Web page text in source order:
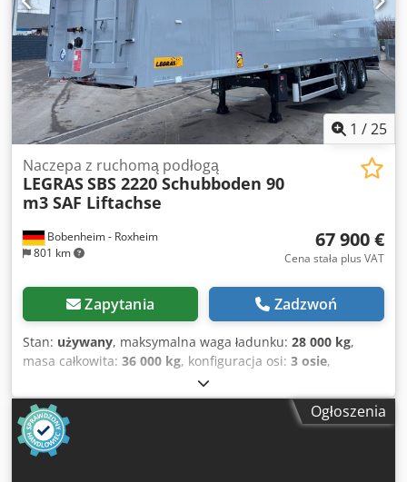
1 /25
Bobenheim - Roxheim
801 km
Naczepa z ruchomą podłogą
LEGRASSBS 2220 Schubboden 90
m3 SAF Liftachse
67 900 €
Cena stała plus VAT
Zapytania Zadzwoń
Stan: używany, maksymalna waga ładunku: 28 000 kg,
masa całkowita: 36 000 kg, konfiguracja osi: 3 osie,
03/2026, Rok budowy:
Wyposażenie:ABS, Legras SBS 2220 Movefloor 90 m3 * osie
SAF * pojemność załadunkowa 90 m3 * hamulce tarczowe
* podnoszona oś na osi pierwszej * zawieszenie
pneumatyczne * sterowanie pneumatyczne * manometr
Ogłoszenia